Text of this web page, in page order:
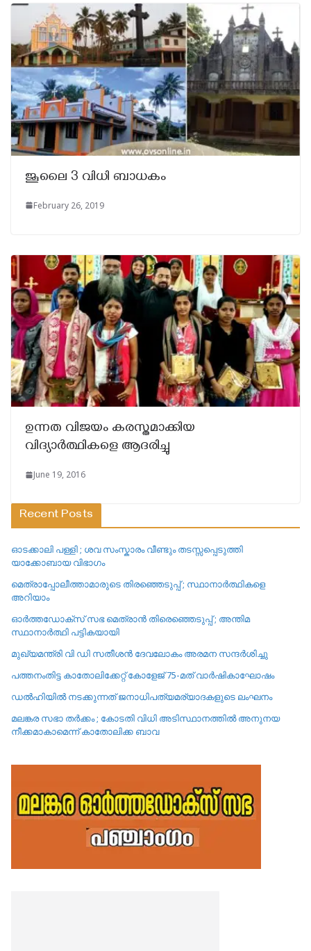
ജൂലൈ 3 വിധി ബാധകം
February 26, 2019
ഉന്നത വിജയം കരസ്തമാക്കിയ
വിദ്യാർത്ഥികളെ ആദരിച്ചു
June 19, 2016
Recent Posts
ഓടക്കാലി പള്ളി ; ശവ സംസ്കാരം വീണ്ടും തടസ്സപ്പെടുത്തി
യാക്കോബായ വിഭാഗം
മെത്രാപ്പോലീത്താമാരുടെ തിരഞ്ഞെടുപ്പ് ; സ്ഥാനാർത്ഥികളെ
അറിയാം
ഓർത്തഡോക്സ് സഭ മെത്രാൻ തിരെഞ്ഞെടുപ്പ് ; അന്തിമ
സ്ഥാനാർത്ഥി പട്ടികയായി
മുഖ്യമന്ത്രി വി ഡി സതീശൻ ദേവലോകം അരമന സന്ദർശിച്ചു
പത്തനംതിട്ട കാതോലിക്കേറ്റ്‌ കോളേജ്‌ 75-മത് വാർഷികാഘോഷം
ഡൽഹിയിൽ നടക്കുന്നത് ജനാധിപത്യമര്യാദകളുടെ ലംഘനം
മലങ്കര സഭാ തർക്കം ; കോടതി വിധി അടിസ്ഥാനത്തിൽ അനുനയ
നീക്കമാകാമെന്ന് കാതോലിക്ക ബാവ